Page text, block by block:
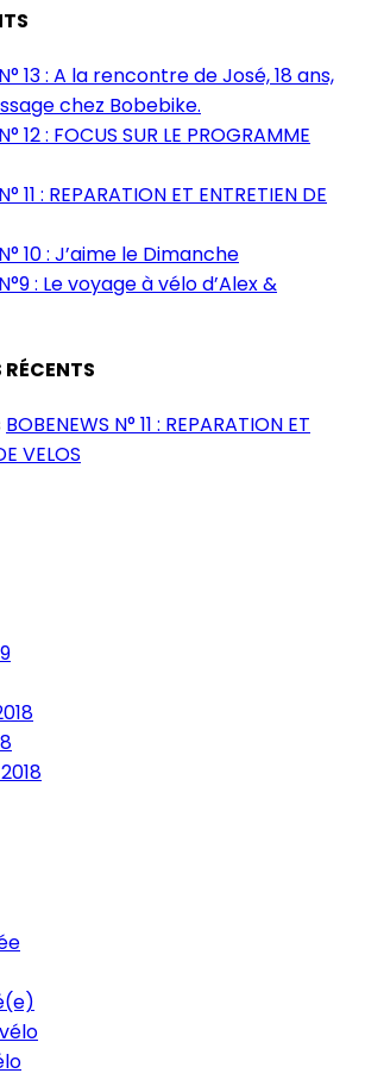
13 : A la rencontre de José, 18 ans,
chez Bobebike.
12 : FOCUS SUR LE PROGRAMME
11 : REPARATION ET ENTRETIEN DE
10 : J’aime le Dimanche
: Le voyage à vélo d’Alex &
BOBENEWS N° 11 : REPARATION ET
VELOS